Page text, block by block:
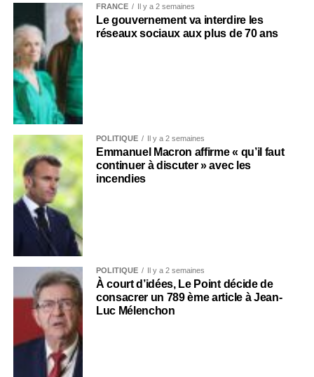
FRANCE Il y a 2 semaines
Le gouvernement va interdire les
réseaux sociaux aux plus de 70 ans
POLITIQUE Il y a 2 semaines
Emmanuel Macron affirme « qu’il faut
continuer à discuter » avec les
incendies
POLITIQUE Il y a 2 semaines
À court d’idées, Le Point décide de
consacrer un 789 ème article à Jean-
Luc Mélenchon